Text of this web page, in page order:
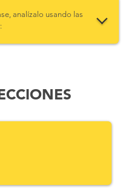
analízalo usando las